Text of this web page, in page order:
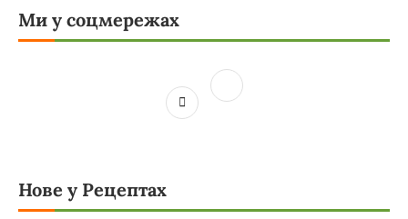
Ми у соцмережах
Нове у Рецептах